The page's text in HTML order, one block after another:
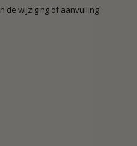
de wijziging of aanvulling